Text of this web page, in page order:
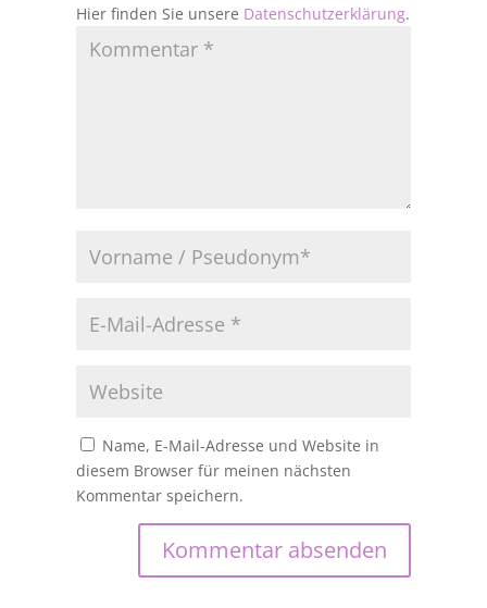
Hier finden Sie unsere Datenschutzerklärung.
Name, E-Mail-Adresse und Website in
diesem Browser für meinen nächsten
Kommentar speichern.